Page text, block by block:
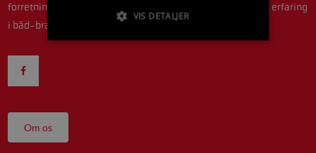
forretningen efter Torben Jensen i 2016. Thomas har 19 års erfaring
i båd-branchen som mekaniker.
Om os
VIS DETALJER